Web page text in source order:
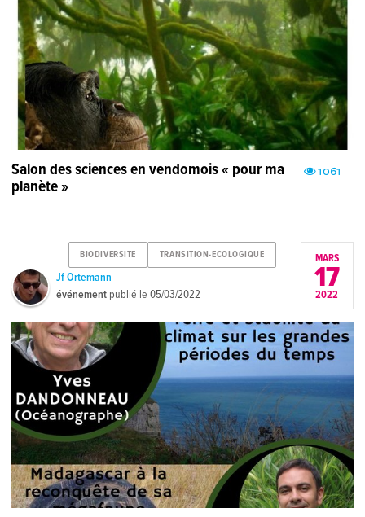
1061
Salon des sciences en vendomois « pour ma
planète »
BIODIVERSITE TRANSITION-ECOLOGIQUE
Jf Ortemann
événement publié le05/03/2022
MARS
17
2022